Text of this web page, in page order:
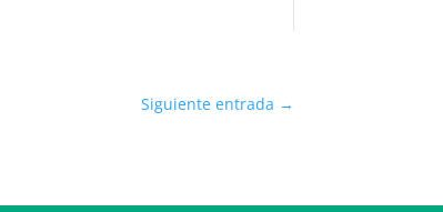
Siguiente entrada →